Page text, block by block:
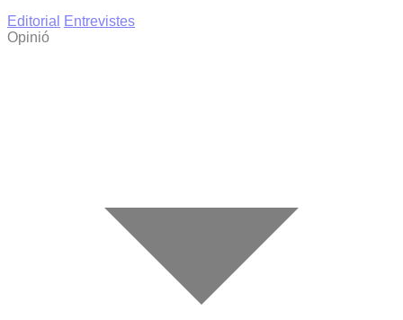
Editorial
Entrevistes
Opinió